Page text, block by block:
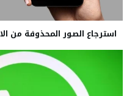
استرجاع الصور المحذوفة من